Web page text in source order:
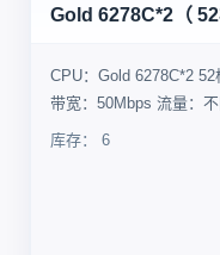
Gold 6278C*2（ 52
CPU：Gold 6278C*2
带宽：50Mbps 流量：
库存： 6